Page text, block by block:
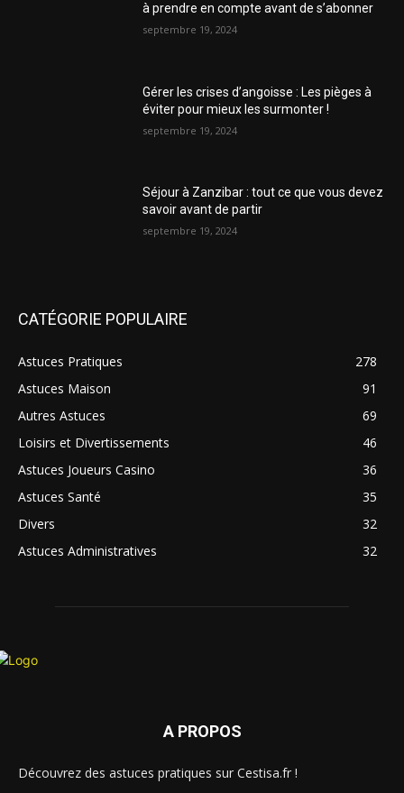
à prendre en compte avant de s’abonner
septembre 19, 2024
Gérer les crises d’angoisse : Les pièges à
éviter pour mieux les surmonter !
septembre 19, 2024
Séjour à Zanzibar : tout ce que vous devez
savoir avant de partir
septembre 19, 2024
CATÉGORIE POPULAIRE
Astuces Pratiques
278
Astuces Maison
91
Autres Astuces
69
Loisirs et Divertissements
46
Astuces Joueurs Casino
36
Astuces Santé
35
Divers
32
Astuces Administratives
32
A PROPOS
Découvrez des astuces pratiques sur Cestisa.fr !